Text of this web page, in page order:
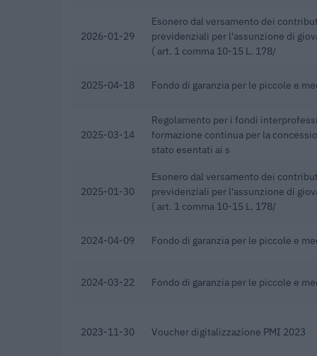
2026-01-29
Esonero dal versamento dei
previdenziali per l'assunzione di
( art. 1 comma 10-15 L. 178/
2025-04-18 Fondo di garanzia per le piccole e
2025-03-14
Regolamento per i fondi
formazione continua per la
stato esentati ai s
2025-01-30
Esonero dal versamento dei
previdenziali per l'assunzione di
( art. 1 comma 10-15 L. 178/
2024-04-09 Fondo di garanzia per le piccole e
2024-03-22 Fondo di garanzia per le piccole e
2023-11-30 Voucher digitalizzazione PMI 2023